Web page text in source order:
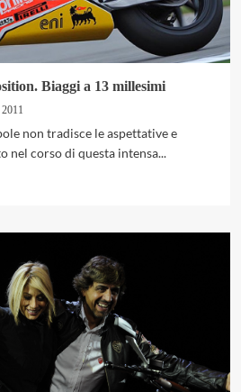
Biaggi a 13 millesimi
non tradisce le aspettative e
nel corso di questa intensa...